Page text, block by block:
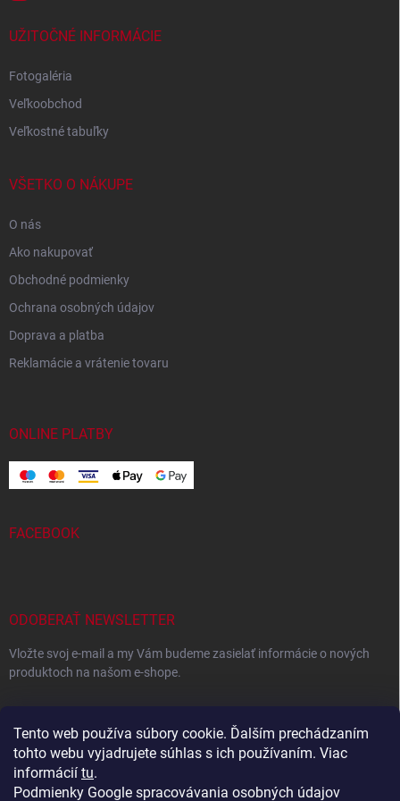
Tento web používa súbory cookie. Ďalším prechádzaním
tohto webu vyjadrujete súhlas s ich používaním. Viac
informácií tu.
Podmienky Google spracovávania osobných údajov
UŽITOČNÉ INFORMÁCIE
Fotogaléria
Veľkoobchod
Veľkostné tabuľky
VŠETKO O NÁKUPE
O nás
Ako nakupovať
Obchodné podmienky
Ochrana osobných údajov
Doprava a platba
Reklamácie a vrátenie tovaru
ONLINE PLATBY
FACEBOOK
ODOBERAŤ NEWSLETTER
Vložte svoj e-mail a my Vám budeme zasielať informácie o nových
produktoch na našom e-shope.
Vložením e-mailu súhlasíte spodmienkami ochrany osobných